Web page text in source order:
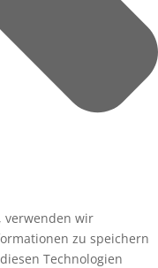
verwenden wir
zu speichern
Technologien